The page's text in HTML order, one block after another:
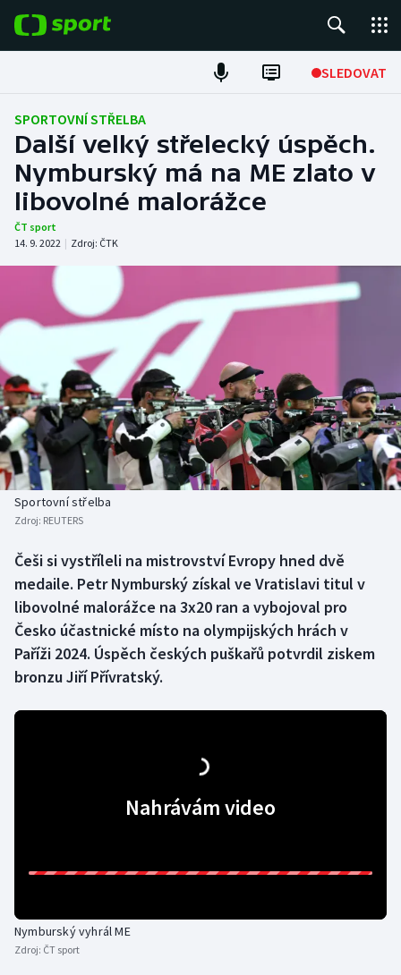
SLEDOVAT
Fotbal
Hokej
Tenis
Atletika
Cyklistika
DALŠÍ SPORTY
Americký fotbal
Baseball a softbal
Basketbal
Biatlon
Box
Curling
Dostihy
Florbal
Jezdectví
NEPŘEHLÉDNĚTE
Soutěže
Historické návraty
Aplikace ČT sport
SPORTOVNÍ STŘELBA
Další velký střelecký úspěch.
Nymburský má na ME zlato v
libovolné malorážce
ČT sport
14. 9. 2022 | Zdroj: ČTK
Sportovní střelba
Zdroj: REUTERS
Češi si vystříleli na mistrovství Evropy hned dvě
medaile. Petr Nymburský získal ve Vratislavi titul v
libovolné malorážce na 3x20 ran a vybojoval pro
Česko účastnické místo na olympijských hrách v
Paříži 2024. Úspěch českých puškařů potvrdil ziskem
bronzu Jiří Přívratský.
Nahrávám video
Nymburský vyhrál ME
Zdroj: ČT sport